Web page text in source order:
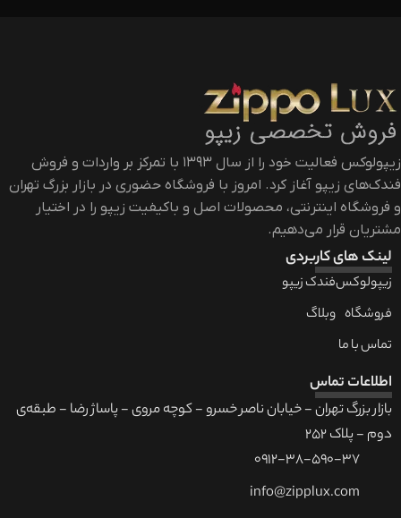
زیپولوکس فعالیت خود را از سال ۱۳۹۳ با تمرکز بر واردات و فروش
فندک‌های زیپو آغاز کرد. امروز با فروشگاه حضوری در بازار بزرگ تهران
و فروشگاه اینترنتی، محصولات اصل و باکیفیت زیپو را در اختیار
مشتریان قرار می‌دهیم.
لینک های کاربردی
زیپولوکس
فروشگاه
تماس با ما
فندک زیپو
وبلاگ
اطلاعات تماس
بازار بزرگ تهران - خیابان ناصر خسرو - کوچه مروی - پاساژ رضا - طبقه‌ی
دوم - پلاک 252
0912-38-590-37
info@zipplux.com